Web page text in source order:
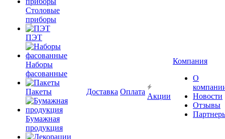
Столовые
приборы
ПЭТ
Наборы
фасованные
Пакеты
Бумажная
продукция
Доставка Оплата
Акции
Компания
О
Новости
Отзывы